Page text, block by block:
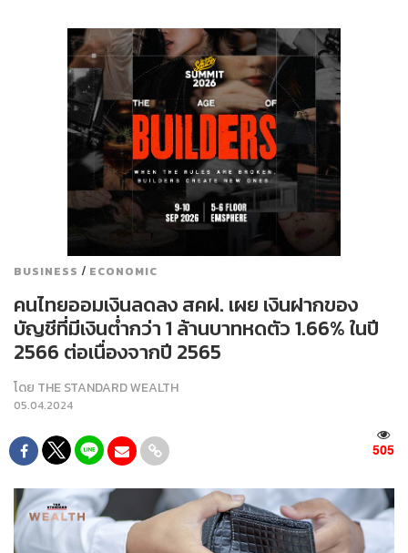
BUSINESS / ECONOMIC
คนไทยออมเงินลดลง สคฝ. เผย เงินฝากของ
บัญชีที่มีเงินต่ำกว่า 1 ล้านบาทหดตัว 1.66% ในปี
2566 ต่อเนื่องจากปี 2565
โดย THE STANDARD WEALTH
05.04.2024
505